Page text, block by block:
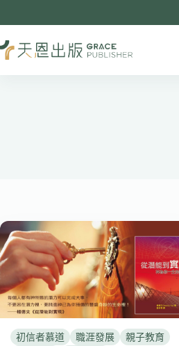
至
主
初信者慕道 職涯發展
親子教育